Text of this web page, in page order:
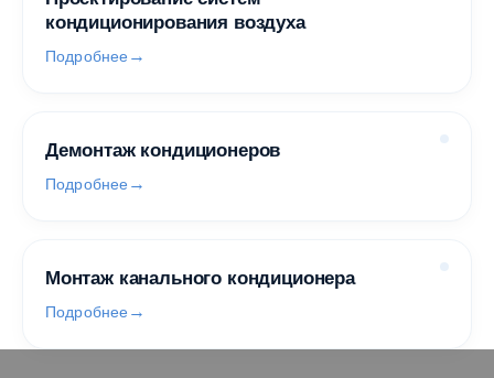
кондиционирования воздуха
Подробнее
Демонтаж кондиционеров
Подробнее
Монтаж канального кондиционера
Подробнее